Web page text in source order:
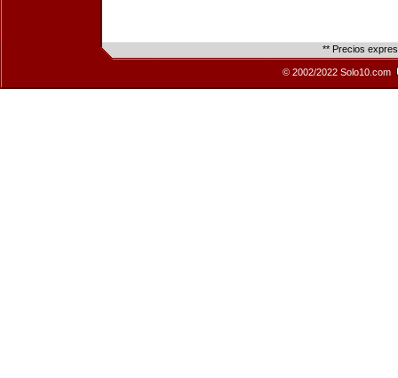
** Precios
© 2002/2022 Solo10.com